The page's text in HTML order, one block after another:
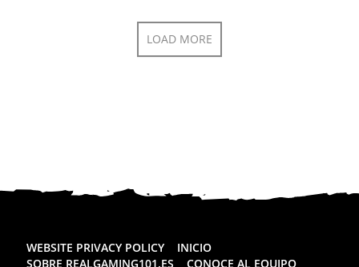
LOAD MORE
WEBSITE PRIVACY POLICY
INICIO
SOBRE REALGAMING101.ES
CONOCE AL EQUIPO